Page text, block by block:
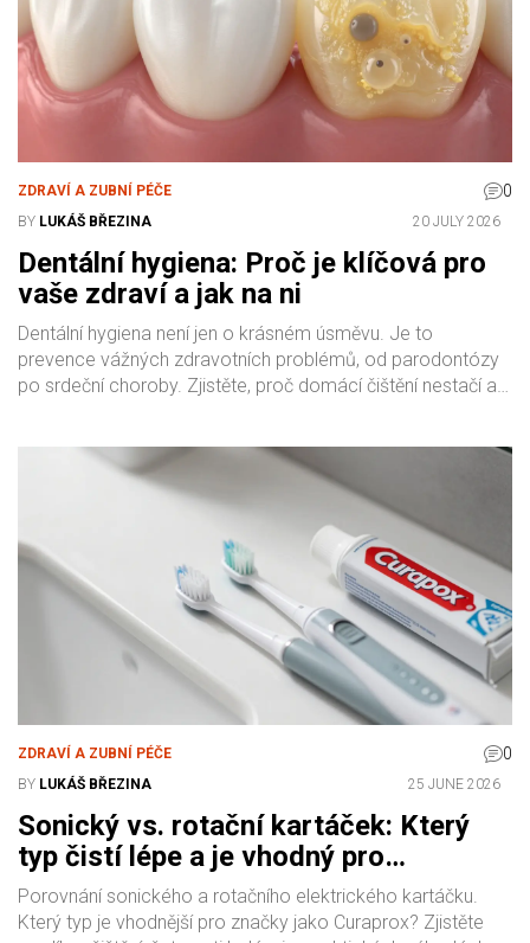
ZDRAVÍ A ZUBNÍ PÉČE 0
BY LUKÁŠ BŘEZINA 20 JULY 2026
Dentální hygiena: Proč je klíčová pro
vaše zdraví a jak na ni
Dentální hygiena není jen o krásném úsměvu. Je to
prevence vážných zdravotních problémů, od parodontózy
po srdeční choroby. Zjistěte, proč domácí čištění nestačí a
ZDRAVÍ A ZUBNÍ PÉČE 0
BY LUKÁŠ BŘEZINA 25 JUNE 2026
Sonický vs. rotační kartáček: Který
typ čistí lépe a je vhodný pro
Curaprox?
Porovnání sonického a rotačního elektrického kartáčku.
Který typ je vhodnější pro značky jako Curaprox? Zjistěte